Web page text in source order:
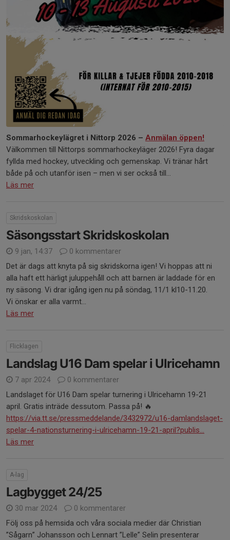
Sommarhockeylägret i Nittorp 2026 – Anmälan öppen!
Välkommen till Nittorps sommarhockeyläger 2026! Fyra dagar
fyllda med hockey, utveckling och gemenskap. Vi tränar hårt
både på och utanför isen – men vi ser också till...
Läs mer
Skridskoskolan
Säsongsstart Skridskoskolan
9 jan, 14:37
0 kommentarer
Det är dags att knyta på sig skridskorna igen! Vi hoppas att ni
alla haft ett härligt juluppehåll och att barnen är laddade för en
ny säsong. Vi drar igång igen nu på söndag, 11/1 kl10-11.20.
Vi önskar er alla varmt...
Läs mer
Flicklagen
Landslag U16 Dam spelar i Ulricehamn
7 apr 2024
0 kommentarer
Landslaget för U16 Dam spelar turnering i Ulricehamn 19-21
april. Gratis inträde dessutom. Passa på! 🔥
https://via.tt.se/pressmeddelande/3432972/u16-damlandslaget-
spelar-4-nationsturnering-i-ulricehamn-19-21-april?publis...
Läs mer
A-lag
Lagbygget 24/25
30 mar 2024
0 kommentarer
Följ oss på hemsida och våra sociala medier där Christian
”Sågarn” Johansson och Lennart ”Lelle” Selin presenterar